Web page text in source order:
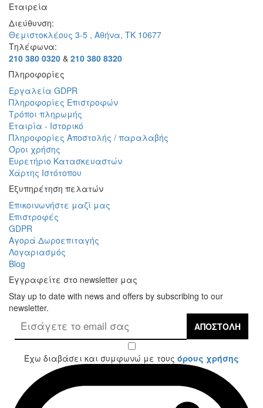
Εταιρεία
Διεύθυνση:
Θεμιστοκλέους 3-5 , Αθήνα, ΤΚ 10677
Τηλέφωνα:
210 380 0320 & 210 380 8320
Πληροφορίες
Εργαλεία GDPR
Πληροφορίες Επιστροφών
Τρόποι πληρωμής
Εταιρία - Ιστορικό
Πληροφορίες Αποστολής / παραλαβής
Όροι χρήσης
Ευρετήριο Κατασκευαστών
Χάρτης Ιστότοπου
Εξυπηρέτηση πελατών
Επικοινωνήστε μαζί μας
Επιστροφές
GDPR
Αγορά Δωροεπιταγής
Λογαριασμός
Blog
Εγγραφείτε στο newsletter μας
Stay up to date with news and offers by subscribing to our
newsletter.
ΑΠΟΣΤΟΛΉ
Έχω διαβάσει και συμφωνώ με τους όρους χρήσης